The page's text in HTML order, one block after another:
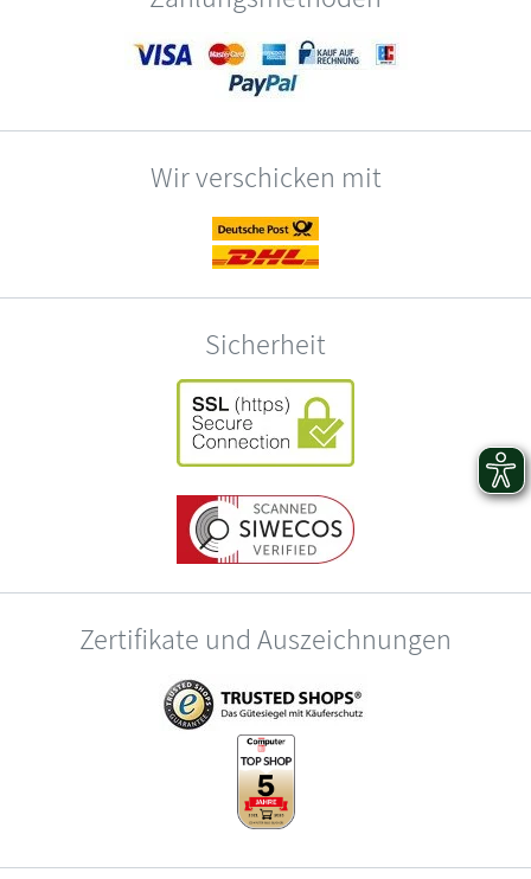
Wir verschicken mit
Sicherheit
Zertifikate und Auszeichnungen